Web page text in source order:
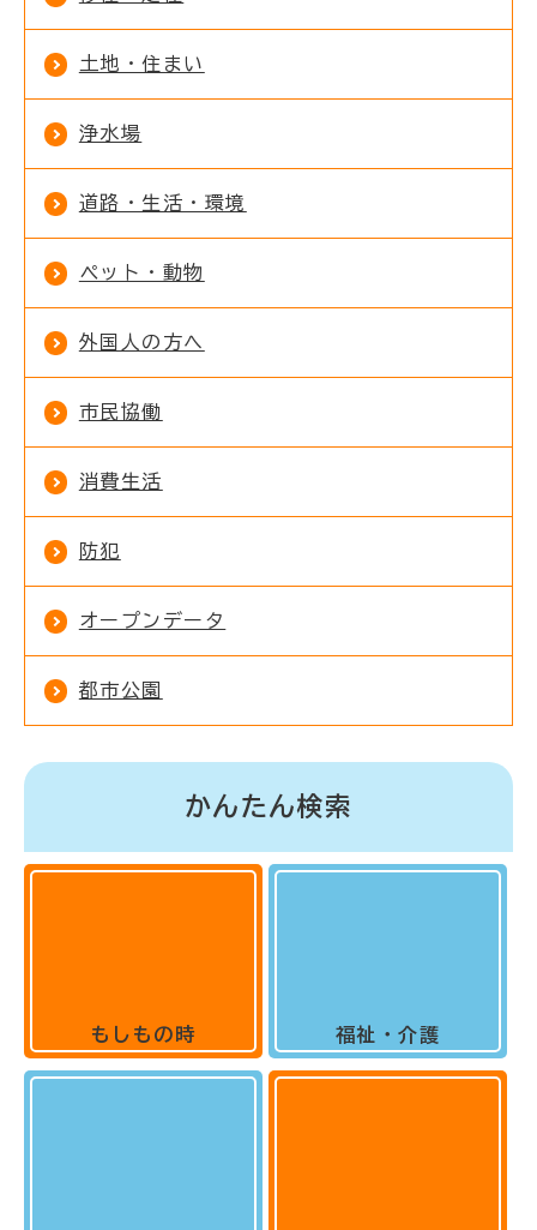
土地・住まい
浄水場
道路・生活・環境
ペット・動物
外国人の方へ
市民協働
消費生活
防犯
オープンデータ
都市公園
かんたん検索
もしもの時 福祉・介護